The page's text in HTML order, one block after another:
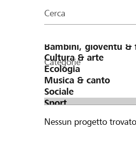
della
Cerca
Categorie
Nessun progetto